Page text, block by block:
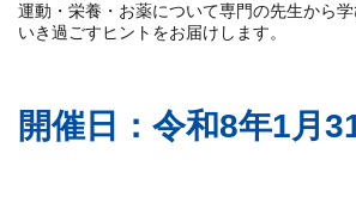
運動・栄養・お薬について専門の先生から
いき過ごすヒントをお届けします。
開催日：令和8年1月